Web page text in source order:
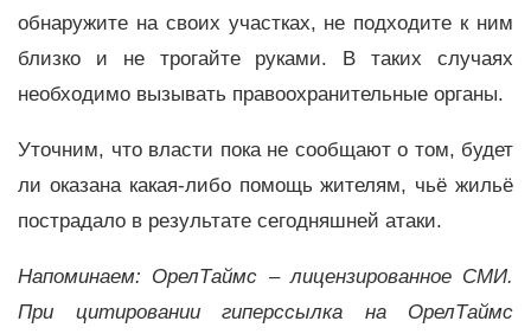
обнаружите на своих участках, не подходите к ним
близко и не трогайте руками. В таких случаях
необходимо вызывать правоохранительные органы.
Уточним, что власти пока не сообщают о том, будет
ли оказана какая-либо помощь жителям, чьё жильё
пострадало в результате сегодняшней атаки.
Напоминаем: ОрелТаймс – лицензированное СМИ.
При цитировании гиперссылка на ОрелТаймс